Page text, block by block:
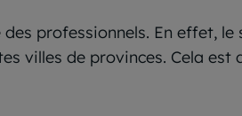
professionnels. En effet, le
villes de provinces. Cela est